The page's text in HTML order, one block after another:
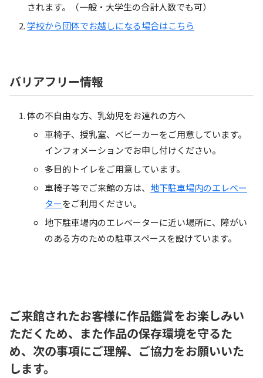
されます。（一般・大学生の合計人数でも可）
学校から団体でお越しになる場合はこちら
バリアフリー情報
体の不自由な方、乳幼児をお連れの方へ
車椅子、授乳室、ベビーカーをご用意しています。
インフォメーションでお申し付けください。
多目的トイレをご用意しています。
車椅子等でご来館の方は、 地下駐車場内のエレベー
ターをご利用ください。
地下駐車場内のエレベーターに近い場所に、障がい
のある方のための駐車スペースを設けています。
ご来館されたお客様に作品鑑賞をお楽しみい
ただくため、また作品の保存環境を守るた
め、次の事項にご理解、ご協力をお願いいた
します。